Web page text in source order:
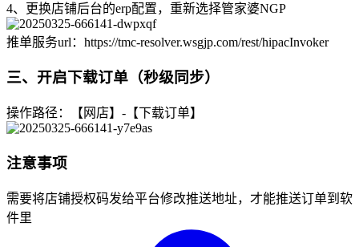
4、更换店铺后台的erp配置，重新选择管家婆NGP
推单服务url：https://tmc-resolver.wsgjp.com/rest/hipacInvoker
三、开启下载订单（秒级同步）
操作路径：【网店】-【下载订单】
注意事项
需要将店铺授权码发给平台修改推送地址，才能推送订单到软
件里